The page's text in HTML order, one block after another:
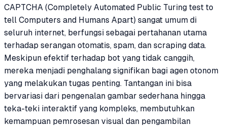
CAPTCHA (Completely Automated Public Turing test to
tell Computers and Humans Apart) sangat umum di
seluruh internet, berfungsi sebagai pertahanan utama
terhadap serangan otomatis, spam, dan scraping data.
Meskipun efektif terhadap bot yang tidak canggih,
mereka menjadi penghalang signifikan bagi agen otonom
yang melakukan tugas penting. Tantangan ini bisa
bervariasi dari pengenalan gambar sederhana hingga
teka-teki interaktif yang kompleks, membutuhkan
kemampuan pemrosesan visual dan pengambilan